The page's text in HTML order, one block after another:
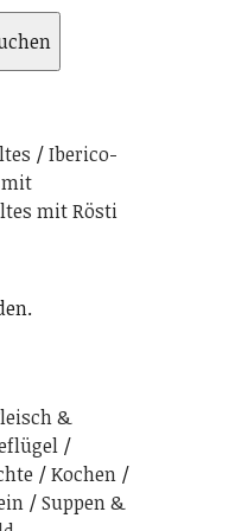
Iberico-
mit
mit Rösti
&
Kochen
Suppen &